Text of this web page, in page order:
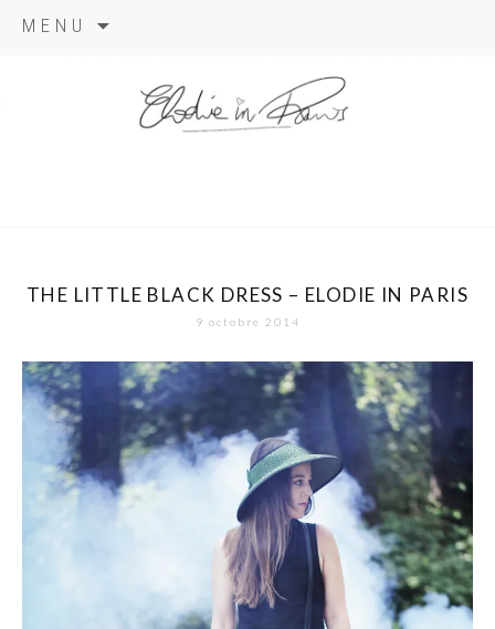
MENU
THE LITTLE BLACK DRESS – ELODIE IN PARIS
9 octobre 2014